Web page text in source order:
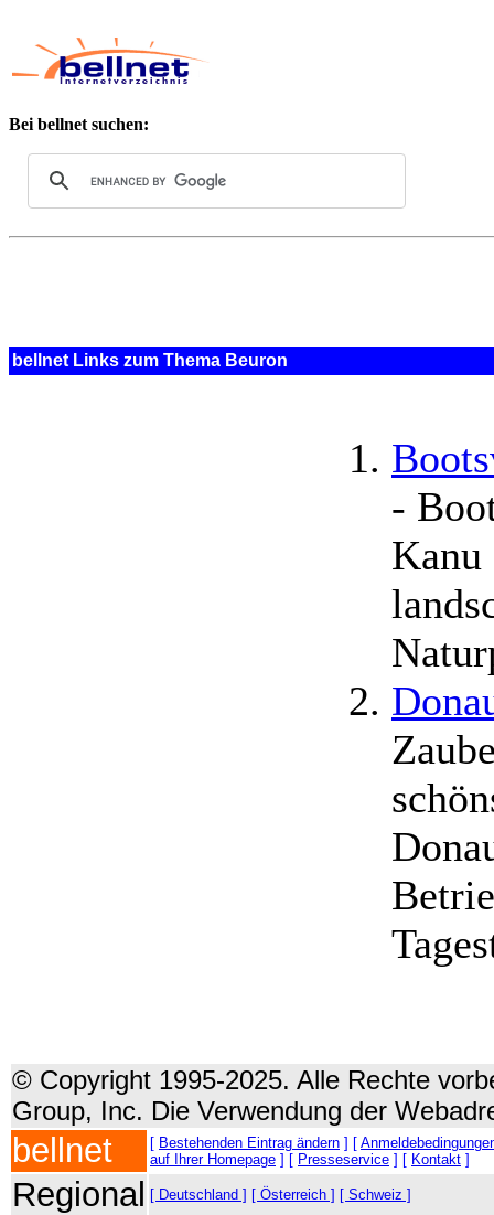
Bei bellnet suchen:
bellnet Links zum Thema Beuron
-
Kanu
© Copyright 1995-2025. Alle Rechte
Group, Inc. Die Verwendung der
bellnet [ Bestehenden Eintrag ändern ] [
auf Ihrer Homepage ] [ Presseservice ] [ Kontakt ]
Regional [ Deutschland ] [ Österreich ] [ Schweiz ]